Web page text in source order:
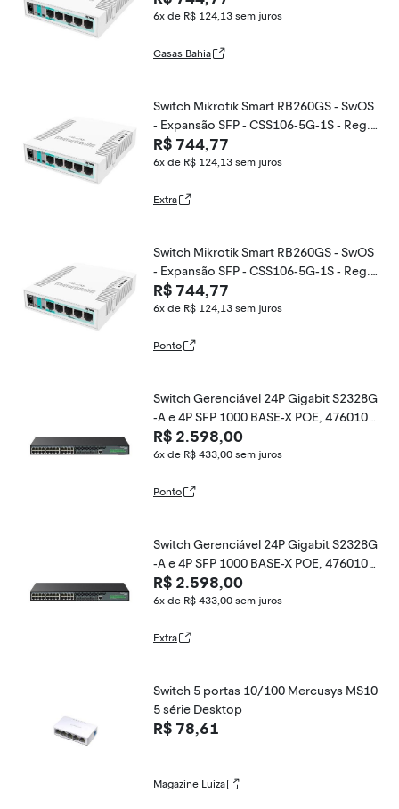
6x de R$ 124,13 sem juros
Casas Bahia
Switch Mikrotik Smart RB260GS - SwOS
- Expansão SFP - CSS106-5G-1S - Reg.
Anatel: 07379-19-03817
R$ 744,77
6x de R$ 124,13 sem juros
Extra
Switch Mikrotik Smart RB260GS - SwOS
- Expansão SFP - CSS106-5G-1S - Reg.
Anatel: 07379-19-03817
R$ 744,77
6x de R$ 124,13 sem juros
Ponto
Switch Gerenciável 24P Gigabit S2328G
-A e 4P SFP 1000 BASE-X POE, 476010
6, INTELBRAS
R$ 2.598,00
6x de R$ 433,00 sem juros
Ponto
Switch Gerenciável 24P Gigabit S2328G
-A e 4P SFP 1000 BASE-X POE, 476010
6, INTELBRAS
R$ 2.598,00
6x de R$ 433,00 sem juros
Extra
Switch 5 portas 10/100 Mercusys MS10
5 série Desktop
R$ 78,61
Magazine Luiza